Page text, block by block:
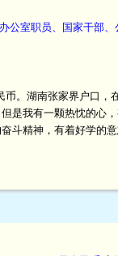
公室职员、国家干部、
币。湖南张家界户口，
是我有一颗热忱的心
斗精神，有着好学的